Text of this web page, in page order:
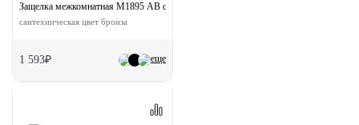
еще
Защелка межкомнатная M1895 AB с ответной планкой
сантехническая цвет бронза
1 593₽